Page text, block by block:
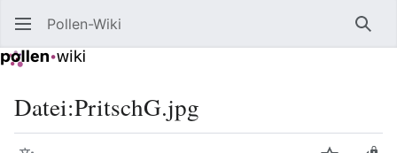
Pollen-Wiki
Datei:PritschG.jpg